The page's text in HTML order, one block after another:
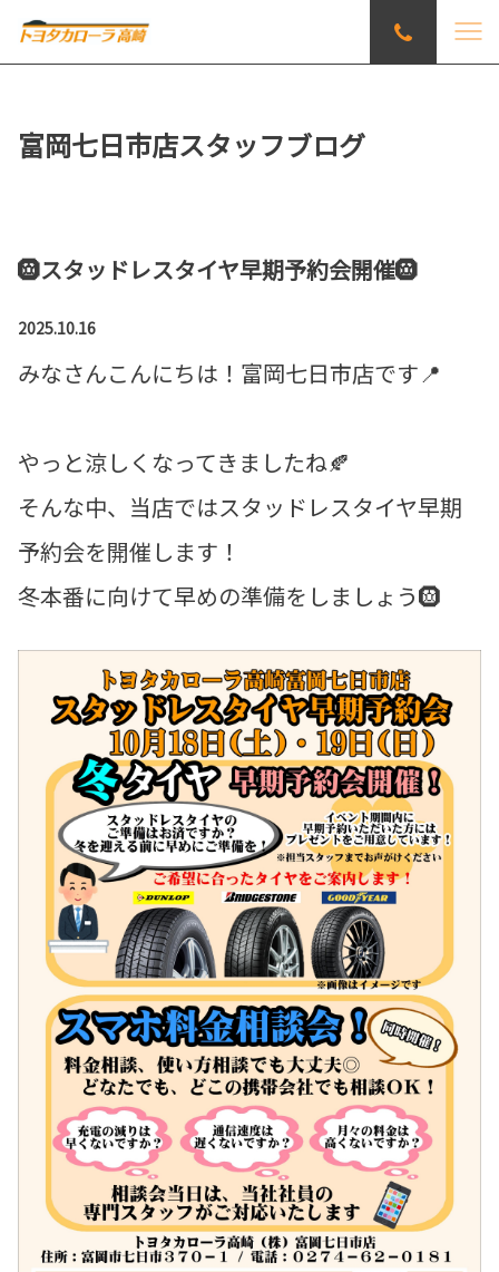
富岡七日市店スタッフブログ
🛞スタッドレスタイヤ早期予約会開催🛞
2025.10.16
みなさんこんにちは！富岡七日市店です📍
やっと涼しくなってきましたね🍂
そんな中、当店ではスタッドレスタイヤ早期
予約会を開催します！
冬本番に向けて早めの準備をしましょう🛞